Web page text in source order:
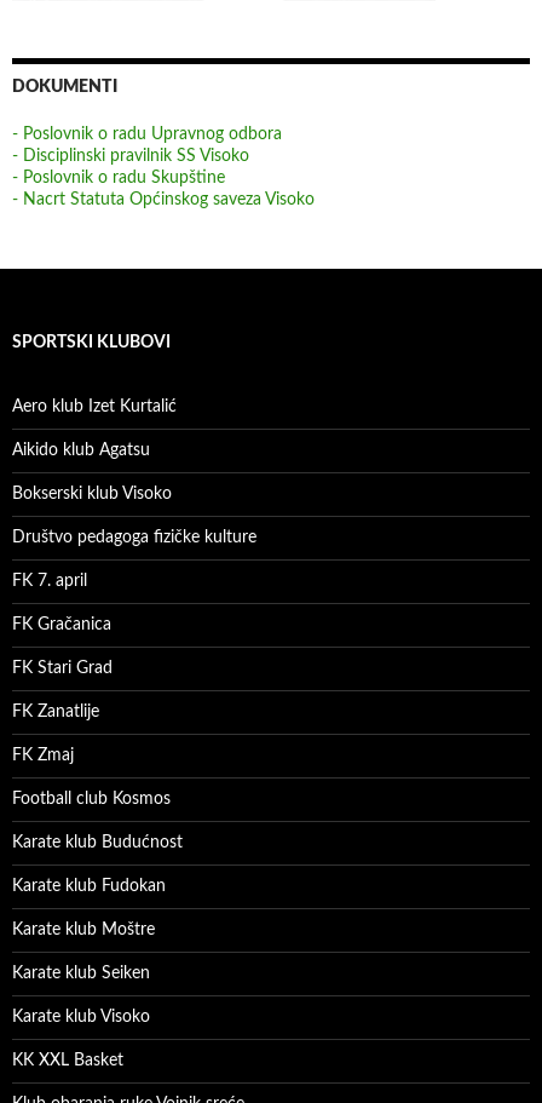
DOKUMENTI
- Poslovnik o radu Upravnog odbora
- Disciplinski pravilnik SS Visoko
- Poslovnik o radu Skupštine
- Nacrt Statuta Općinskog saveza Visoko
SPORTSKI KLUBOVI
Aero klub Izet Kurtalić
Aikido klub Agatsu
Bokserski klub Visoko
Društvo pedagoga fizičke kulture
FK 7. april
FK Gračanica
FK Stari Grad
FK Zanatlije
FK Zmaj
Football club Kosmos
Karate klub Budućnost
Karate klub Fudokan
Karate klub Moštre
Karate klub Seiken
Karate klub Visoko
KK XXL Basket